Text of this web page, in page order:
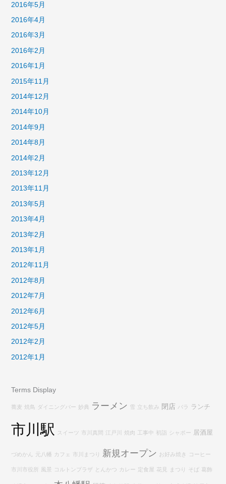
2016年5月
2016年4月
2016年3月
2016年2月
2016年1月
2015年11月
2014年12月
2014年10月
2014年9月
2014年8月
2014年2月
2013年12月
2013年11月
2013年5月
2013年4月
2013年2月
2013年1月
2012年11月
2012年8月
2012年7月
2012年6月
2012年5月
2012年2月
2012年1月
Terms Display
蕎麦 焼鳥 ダイニングバー 妙典 ラーメン 雪 立ち飲み 閉店 バラ ランチ
市川駅 スイーツ 市川真間 江戸川 焼肉 工事中 初詣 シャポー 居酒屋
づめかん 元八幡 カフェ 市川まつり 新規オープン お好み焼き コーヒー
市川市役所 風景 コルトンプラザ とんかつ カレー 定食屋 花見 まつり そば 葛飾